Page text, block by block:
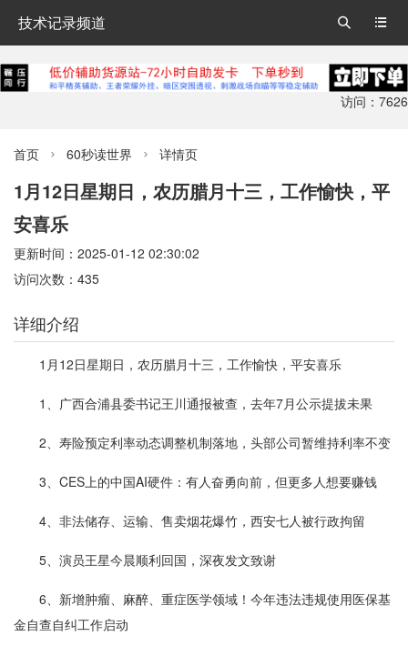
技术记录频道 

访问：7626
首页  60秒读世界  详情页
1月12日星期日，农历腊月十三，工作愉快，平
安喜乐
更新时间：2025-01-12 02:30:02
访问次数：435
详细介绍
1月12日星期日，农历腊月十三，工作愉快，平安喜乐
1、广西合浦县委书记王川通报被查，去年7月公示提拔未果
2、寿险预定利率动态调整机制落地，头部公司暂维持利率不变
3、CES上的中国AI硬件：有人奋勇向前，但更多人想要赚钱
4、非法储存、运输、售卖烟花爆竹，西安七人被行政拘留
5、演员王星今晨顺利回国，深夜发文致谢
6、新增肿瘤、麻醉、重症医学领域！今年违法违规使用医保基
金自查自纠工作启动